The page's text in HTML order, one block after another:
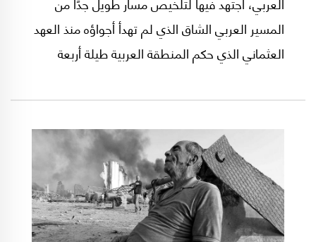
المسير العربي الشاق الذي لم تهدأ أجواؤه منذ العهد
العثماني الذي حكم المنطقة العربية طيلة أربعة
والظلم. غير أن كلّ هذه المعاناة لم تشفع لهم، فجاء
الاستعمار البريطاني والفرنسي تحت غطاء الانتداب
ليحكمهم من جديد، وبأسماء وعناوين كاذبة أبرزها
المساعدة على التطوير والتقدم والتنمية.